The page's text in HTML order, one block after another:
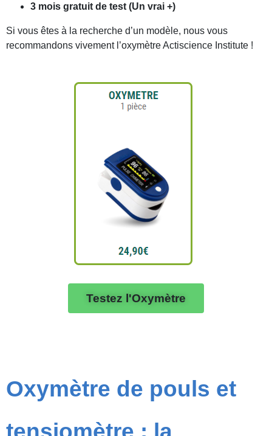
3 mois gratuit de test (Un vrai +)
Si vous êtes à la recherche d’un modèle, nous vous
recommandons vivement l’oxymètre Actiscience Institute !
Testez l'Oxymètre
Oxymètre de pouls et